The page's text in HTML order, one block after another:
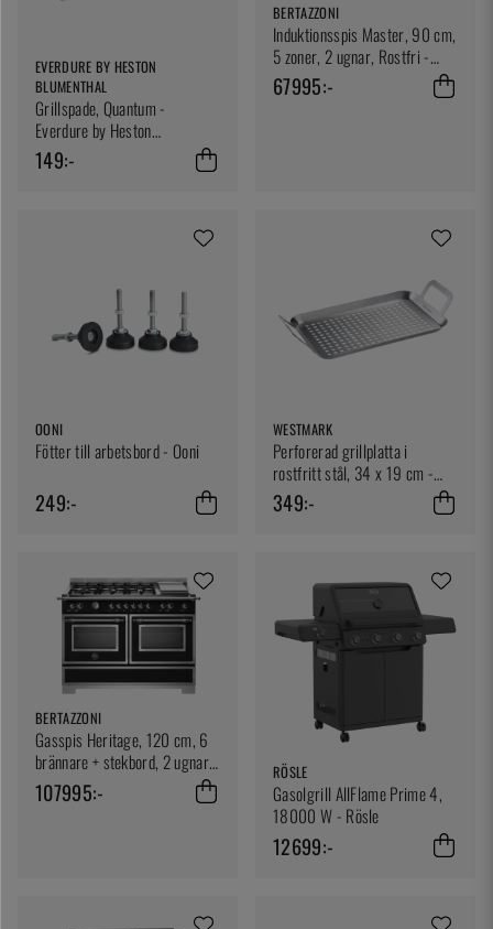
EVERDURE BY HESTON
BLUMENTHAL
Grillspade, Quantum -
Everdure by Heston
Blumenthal
149:-
BERTAZZONI
Induktionsspis Master, 90 cm,
5 zoner, 2 ugnar, Rostfri -
Bertazzoni
67995:-
OONI
Fötter till arbetsbord - Ooni
249:-
WESTMARK
Perforerad grillplatta i
rostfritt stål, 34 x 19 cm -
Westmark
349:-
BERTAZZONI
Gasspis Heritage, 120 cm, 6
brännare + stekbord, 2 ugnar,
Mattsvart - Bertazzoni
107995:-
RÖSLE
Gasolgrill AllFlame Prime 4,
18000 W - Rösle
12699:-